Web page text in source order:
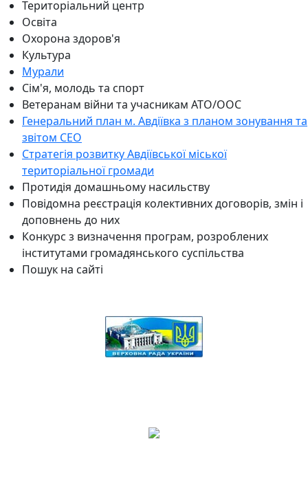
Територіальний центр
Освіта
Охорона здоров'я
Культура
Мурали
Сім'я, молодь та спорт
Ветеранам війни та учасникам АТО/ООС
Генеральний план м. Авдіївка з планом зонування та
звітом СЕО
Стратегія розвитку Авдіївської міської
територіальної громади
Протидія домашньому насильству
Повідомна реєстрація колективних договорів, змін і
доповнень до них
Конкурс з визначення програм, розроблених
інститутами громадянського суспільства
Пошук на сайті